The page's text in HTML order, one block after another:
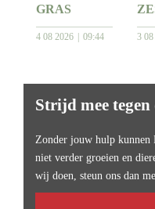
GRAS
4 08 2026 09:44 3
Strijd mee tegen
Zonder jouw hulp kunnen
niet verder groeien en
wij doen, steun ons dan